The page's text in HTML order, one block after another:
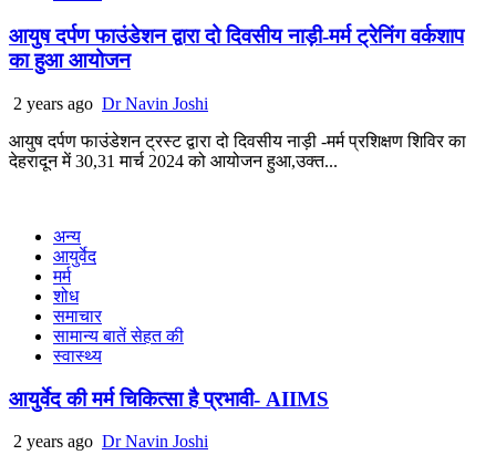
आयुष दर्पण फाउंडेशन द्वारा दो दिवसीय नाड़ी-मर्म ट्रेनिंग वर्कशाप
का हुआ आयोजन
2 years ago Dr Navin Joshi
आयुष दर्पण फाउंडेशन ट्रस्ट द्वारा दो दिवसीय नाड़ी -मर्म प्रशिक्षण शिविर का
देहरादून में 30,31 मार्च 2024 को आयोजन हुआ,उक्त...
अन्य
आयुर्वेद
मर्म
शोध
समाचार
सामान्य बातें सेहत की
स्वास्थ्य
आयुर्वेद की मर्म चिकित्सा है प्रभावी- AIIMS
2 years ago Dr Navin Joshi